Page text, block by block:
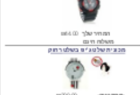
המחיר שלך
משלוח חינם
₪300.00 מחיר שוק
₪159.00